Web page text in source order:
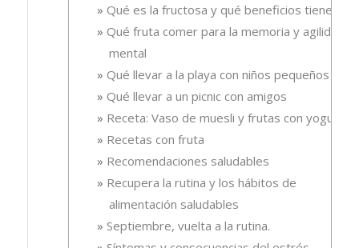
Qué es la fructosa y qué beneficios tiene
Qué fruta comer para la memoria y agilidad
mental
Qué llevar a la playa con niños pequeños
Qué llevar a un picnic con amigos
Receta: Vaso de muesli y frutas con yogur.
Recetas con fruta
Recomendaciones saludables
Recupera la rutina y los hábitos de
alimentación saludables
Septiembre, vuelta a la rutina.